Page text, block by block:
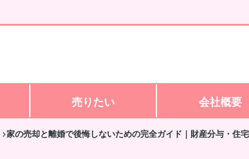
売りたい 会社概要
家の売却と離婚で後悔しないための完全ガイド｜財産分与・住